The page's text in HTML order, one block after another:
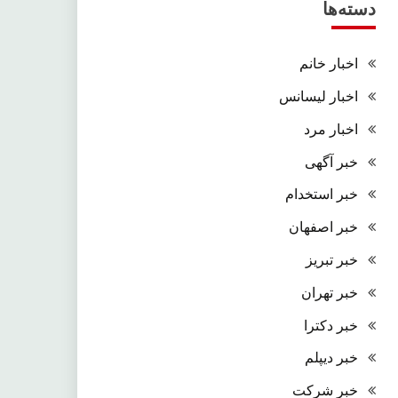
دسته‌ها
اخبار خانم
اخبار لیسانس
اخبار مرد
خبر آگهی
خبر استخدام
خبر اصفهان
خبر تبریز
خبر تهران
خبر دکترا
خبر دیپلم
خبر شرکت